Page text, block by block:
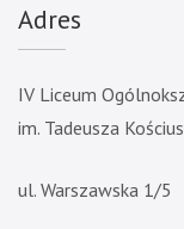
Adres
IV Liceum
im. Tadeusza
ul. Warszawska 1/5